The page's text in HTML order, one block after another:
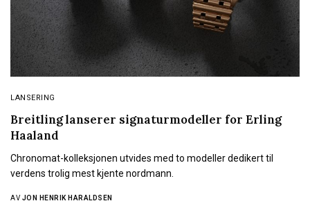
LANSERING
Breitling lanserer signaturmodeller for Erling
Haaland
Chronomat-kolleksjonen utvides med to modeller dedikert til
verdens trolig mest kjente nordmann.
AV JON HENRIK HARALDSEN